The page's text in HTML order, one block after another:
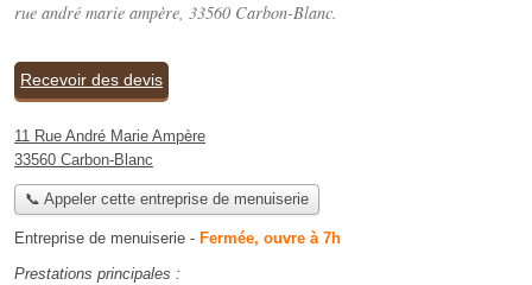
rue andré marie ampère, 33560 Carbon-Blanc.
Recevoir des devis
11 Rue André Marie Ampère
33560 Carbon-Blanc
📞 Appeler cette entreprise de menuiserie
Entreprise de menuiserie - Fermée, ouvre à 7h
Prestations principales :